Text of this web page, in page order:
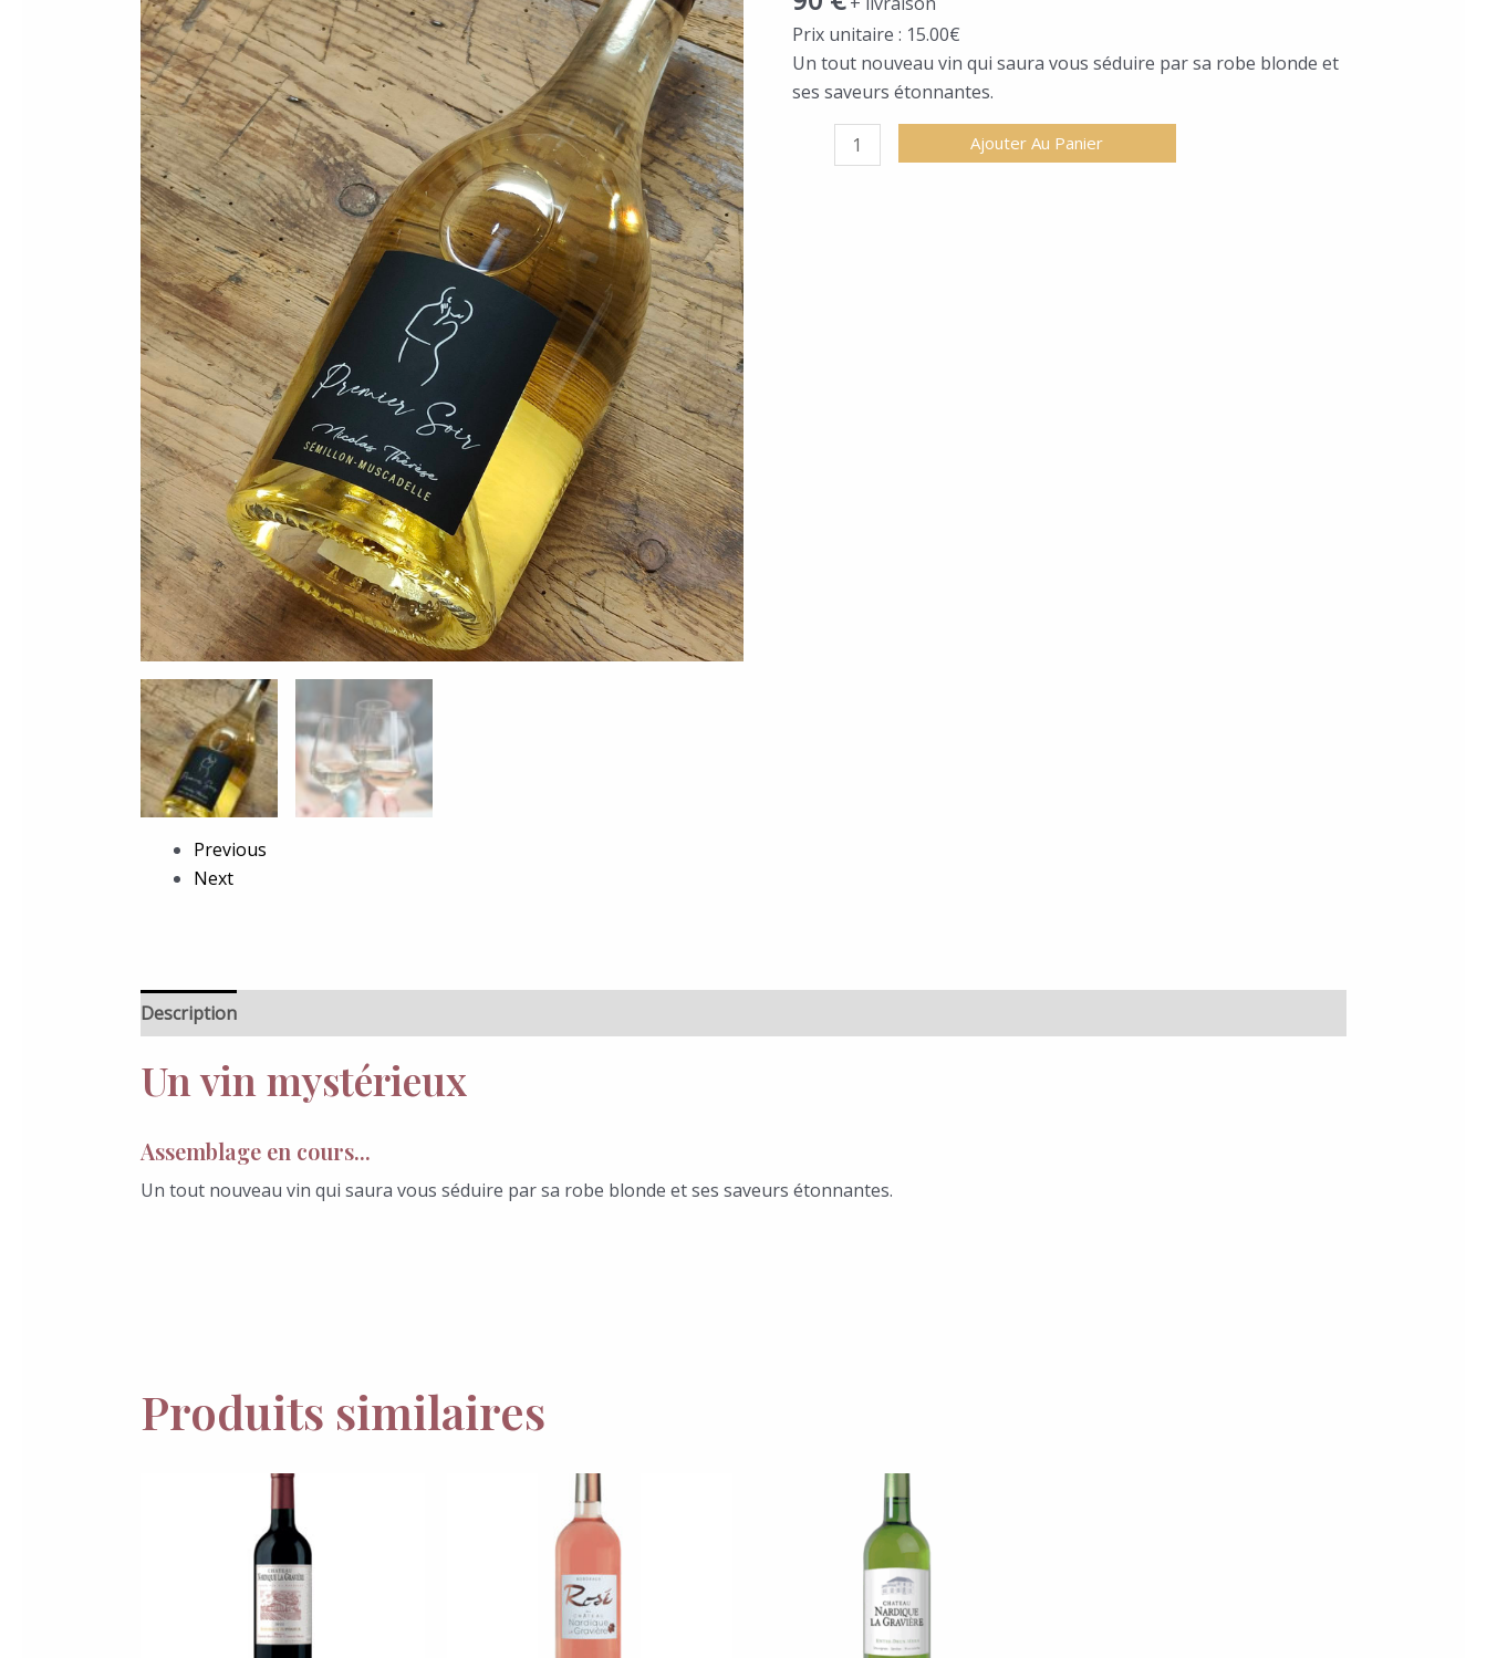
Previous
Next
Prix unitaire : 15.00€
Un tout nouveau vin qui saura vous séduire par sa robe blonde et
ses saveurs étonnantes.
BOUTEILLES
PREMIER
SOIR
|
Ajouter Au Panier
Description
Un vin mystérieux
Assemblage en cours...
Un tout nouveau vin qui saura vous séduire par sa robe blonde et ses saveurs étonnantes.
Produits similaires